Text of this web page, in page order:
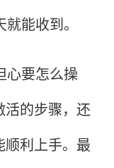
能收到。
要怎么操
活的步骤，还
利上手。最